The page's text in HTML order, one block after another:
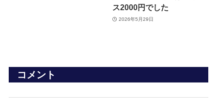
ス2000円でした
2026年5月29日
コメント